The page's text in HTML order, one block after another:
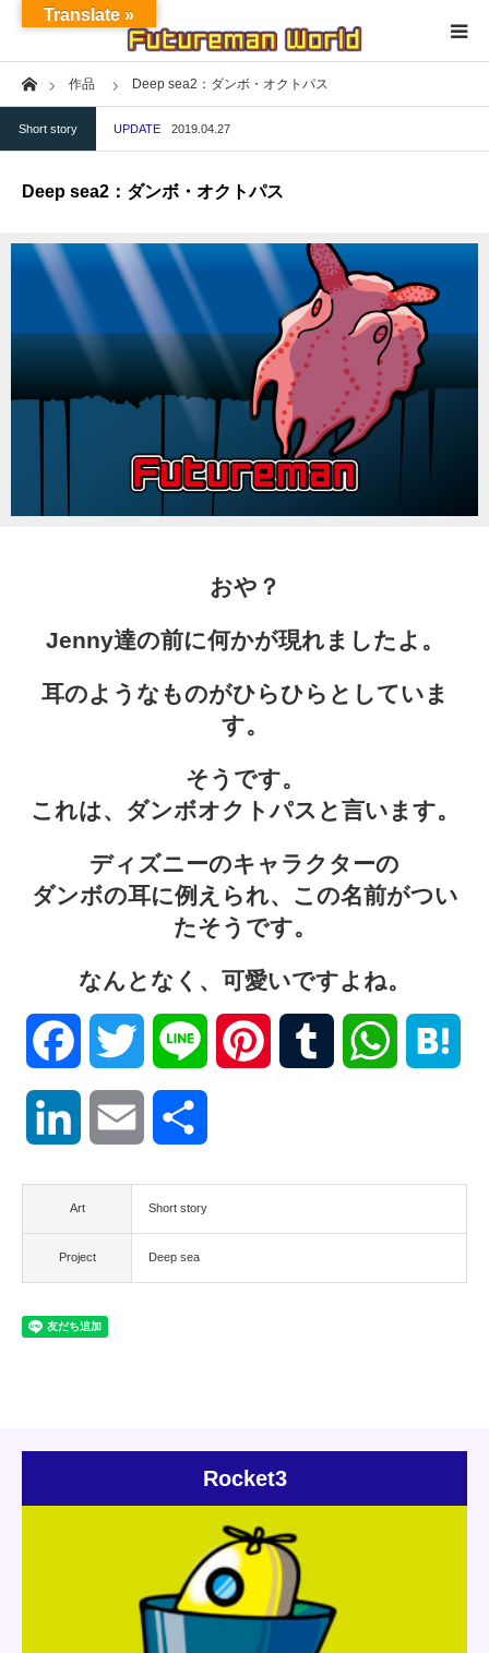
Home作品 Deep sea2：ダンボ・オクトパス
Short story UPDATE 2019.04.27
Deep sea2：ダンボ・オクトパス
おや？
Jenny達の前に何かが現れましたよ。
耳のようなものがひらひらとしていま
す。
そうです。
これは、ダンボオクトパスと言います。
ディズニーのキャラクターの
ダンボの耳に例えられ、この名前がつい
たそうです。
なんとなく、可愛いですよね。
Facebook Twitter Line Pinterest Tumblr WhatsApp
LinkedIn Email
Art Short story
Project Deep sea
Rocket3
Update:2018.07.19
Category: Others Planet Travel
Home
About
NFT★HEXA
Exhibition
Project
Twitter
Translate »